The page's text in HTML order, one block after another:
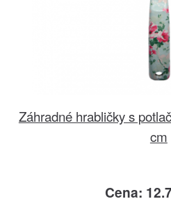
Záhradné hrabličky s
cm
Cena: